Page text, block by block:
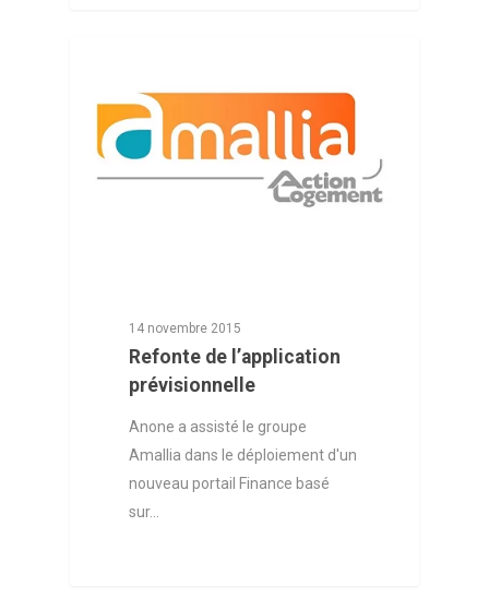
14 novembre 2015
Refonte de l’application
prévisionnelle
Anone a assisté le groupe
Amallia dans le déploiement d'un
nouveau portail Finance basé
sur…